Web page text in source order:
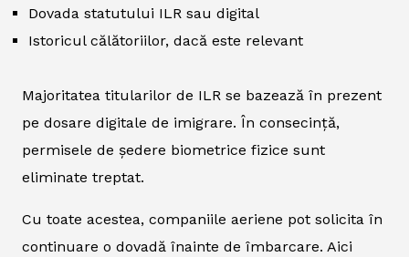
Dovada statutului ILR sau digital
Istoricul călătoriilor, dacă este relevant
Majoritatea titularilor de ILR se bazează în prezent
pe dosare digitale de imigrare. În consecință,
permisele de ședere biometrice fizice sunt
eliminate treptat.
Cu toate acestea, companiile aeriene pot solicita în
continuare o dovadă înainte de îmbarcare. Aici